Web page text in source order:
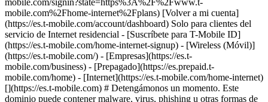
mobile.com/signin?state=https%3A%2F%2Fwww.t-
mobile.com%2Fhome-internet%2Fplans) [Volver a mi cuenta]
(https://es.t-mobile.com/account/dashboard) Solo para clientes del
servicio de Internet residencial - [Suscríbete para T-Mobile ID]
(https://es.t-mobile.com/home-internet-signup) - [Wireless (Móvil)]
(https://es.t-mobile.com/) - [Empresas](https://es.t-
mobile.com/business) - [Prepagado](https://es.prepaid.t-
mobile.com/home) - [Internet](https://es.t-mobile.com/home-internet)
[](https://es.t-mobile.com) # Detengámonos un momento. Este
dominio puede contener malware, virus, phishing u otras formas de